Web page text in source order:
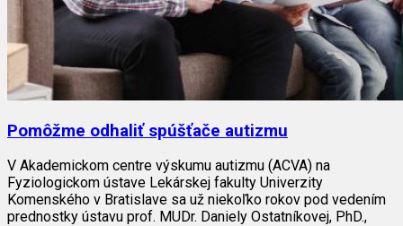
Pomôžme odhaliť spúšťače autizmu
V Akademickom centre výskumu autizmu (ACVA) na
Fyziologickom ústave Lekárskej fakulty Univerzity
Komenského v Bratislave sa už niekoľko rokov pod vedením
prednostky ústavu prof. MUDr. Daniely Ostatníkovej, PhD.,